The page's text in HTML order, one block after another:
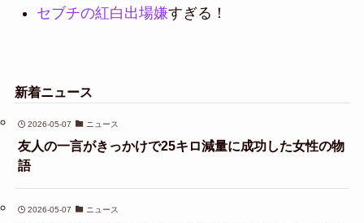
セブチの紅白出場嫌すぎる！
新着ニュース
2026-05-07 ニュース
友人の一言がきっかけで25キロ減量に成功した女性の物
語
2026-05-07 ニュース